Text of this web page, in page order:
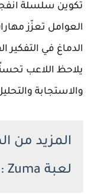
تكوين سلسلة
العوامل تعزّز
الدماغ في التفكير
يلاحظ اللاعب
والاستجابة
المزيد من
لعبة Zuma :